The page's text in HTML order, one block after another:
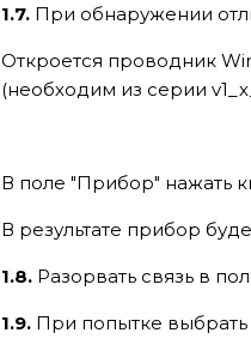
1.7. При обнаружении
Откроется проводник
(необходим из серии
В поле "Прибор" нажать
В результате прибор
1.8. Разорвать связь в
1.9. При попытке